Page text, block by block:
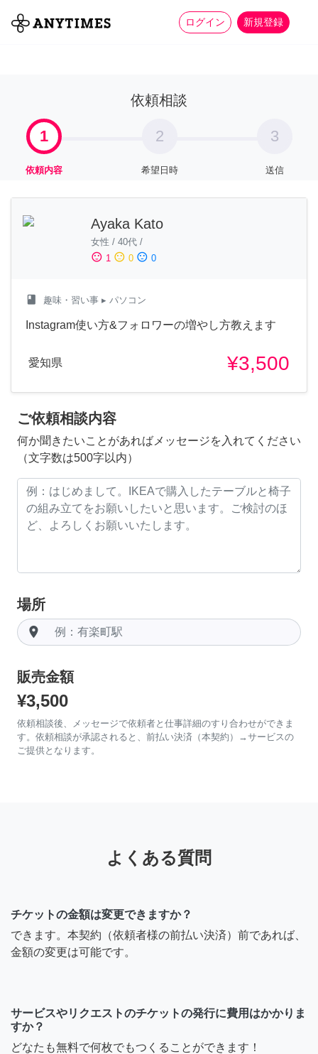
ログイン 新規登録
全て 家事 more_horiz
依頼相談
1
依頼内容
2
希望日時
3
送信
Ayaka Kato
女性 / 40代 /
sentiment_satisfied 1 sentiment_neutral 0 sentiment_dissatisfied 0
class 趣味・習い事 ▸ パソコン
Instagram使い方&フォロワーの増やし方教えます
愛知県 ¥3,500
ご依頼相談内容
何か聞きたいことがあればメッセージを入れてください
（文字数は500字以内）
場所
room
販売金額
¥3,500
依頼相談後、メッセージで依頼者と仕事詳細のすり合わせができま
す。依頼相談が承認されると、前払い決済（本契約）→サービスの
ご提供となります。
よくある質問
チケットの金額は変更できますか？
できます。本契約（依頼者様の前払い決済）前であれば、
金額の変更は可能です。
サービスやリクエストのチケットの発行に費用はかかりま
すか？
どなたも無料で何枚でもつくることができます！